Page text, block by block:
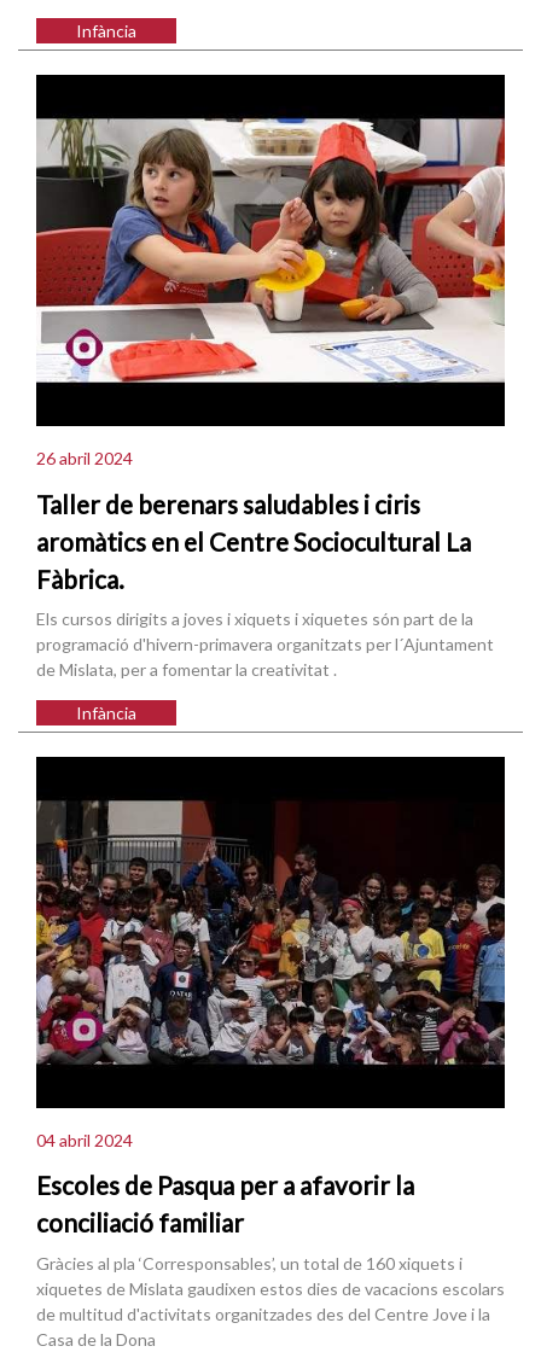
Infància
26 abril 2024
Taller de berenars saludables i ciris
aromàtics en el Centre Sociocultural La
Fàbrica.
Els cursos dirigits a joves i xiquets i xiquetes són part de la
programació d'hivern-primavera organitzats per l´Ajuntament
de Mislata, per a fomentar la creativitat .
Infància
04 abril 2024
Escoles de Pasqua per a afavorir la
conciliació familiar
Gràcies al pla ‘Corresponsables’, un total de 160 xiquets i
xiquetes de Mislata gaudixen estos dies de vacacions escolars
de multitud d'activitats organitzades des del Centre Jove i la
Casa de la Dona